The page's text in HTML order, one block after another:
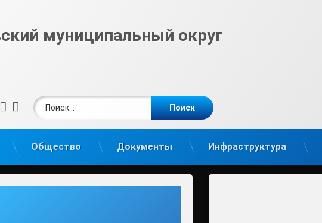
муниципальный округ
E-mailВКонтакте
Telegram
Найти:
Общество Документы Инфраструктура